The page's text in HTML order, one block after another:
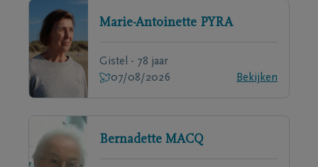
Marie-Antoinette PYRA
Gistel - 78 jaar
07/08/2026
Bekijken
Bernadette MACQ